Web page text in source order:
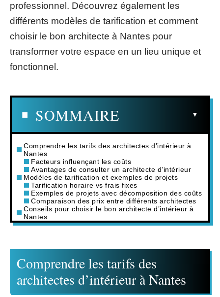
professionnel. Découvrez également les
différents modèles de tarification et comment
choisir le bon architecte à Nantes pour
transformer votre espace en un lieu unique et
fonctionnel.
SOMMAIRE
Comprendre les tarifs des architectes d’intérieur à
Nantes
Facteurs influençant les coûts
Avantages de consulter un architecte d’intérieur
Modèles de tarification et exemples de projets
Tarification horaire vs frais fixes
Exemples de projets avec décomposition des coûts
Comparaison des prix entre différents architectes
Conseils pour choisir le bon architecte d’intérieur à
Nantes
Comprendre les tarifs des
architectes d’intérieur à Nantes